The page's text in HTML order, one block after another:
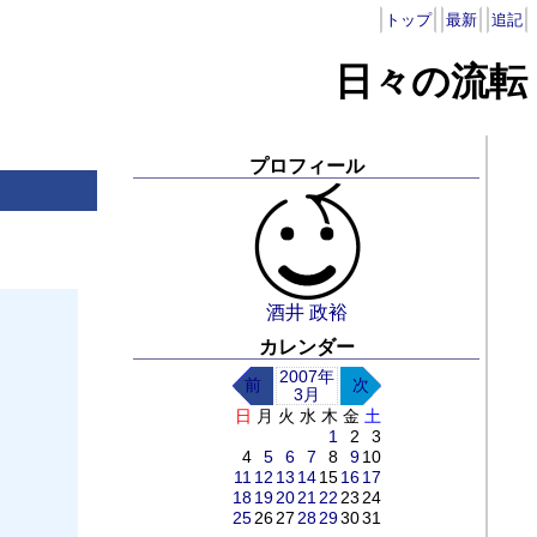
トップ 最新 追記
日々の流転
プロフィール
酒井 政裕
カレンダー
前
2007年
3月
次
日 月 火 水 木 金 土
1
2
3
4
5 6 7 8 9 10
11 12 13 14 15 16 17
18 19 20 21 22 23 24
25 26 27 28 293031